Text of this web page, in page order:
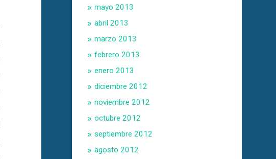
mayo 2013
abril 2013
marzo 2013
febrero 2013
enero 2013
diciembre 2012
noviembre 2012
octubre 2012
septiembre 2012
agosto 2012